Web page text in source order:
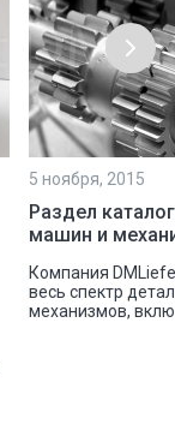
5 ноября, 2015
Раздел
машин и
Компания
весь спектр
механизмов,